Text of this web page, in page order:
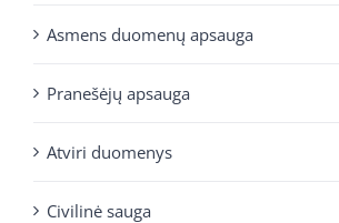
Asmens duomenų apsauga
Pranešėjų apsauga
Atviri duomenys
Civilinė sauga